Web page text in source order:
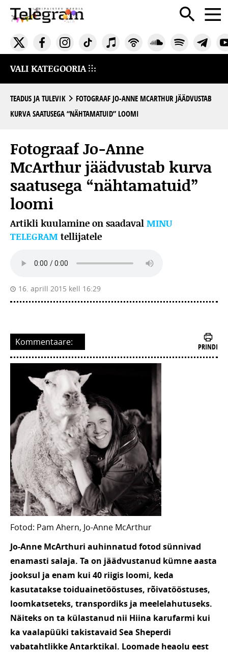
VALI KATEGOORIA
TEADUS JA TULEVIK
FOTOGRAAF JO-ANNE MCARTHUR JÄÄDVUSTAB
KURVA SAATUSEGA “NÄHTAMATUID” LOOMI
Fotograaf Jo-Anne
McArthur jäädvustab kurva
saatusega “nähtamatuid”
loomi
Artikli kuulamine on saadaval MINU
TELEGRAM tellijatele
16. aprill 2015 kell 16:29
Kommentaare: PRINDI
Fotod: Pam Ahern, Jo-Anne McArthur
Jo-Anne McArthuri auhinnatud fotod sünnivad
enamasti salaja. Ta on jäädvustanud kümne aasta
jooksul ja enam kui 40 riigis loomi, keda
kasutatakse toiduainetööstuses, rõivatööstuses,
loomkatseteks, transpordiks ja meelelahutuseks.
Näiteks on ta külastanud nii Hiina karufarmi kui
ka vaalapüüki takistavaid Sea Sheperdi
vabatahtlikke Antarktikal. Loomade heaolu eest